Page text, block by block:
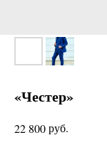
«Честер»
22 800руб.